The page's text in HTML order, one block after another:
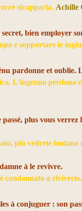
strapparla. Achille
bien employer
e sopportare le
pardonne et oublie.
L'ingenuo perdona
plus vous verrez
più vedrete lontano
à le revivre.
condannato a
à conjuguer : son